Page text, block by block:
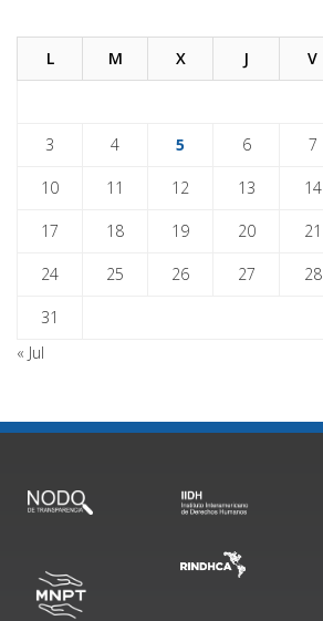
L M X J V
3 4 5 6 7
10 11 12 13 14
17 18 19 20 21
24 25 26 27 28
31
« Jul